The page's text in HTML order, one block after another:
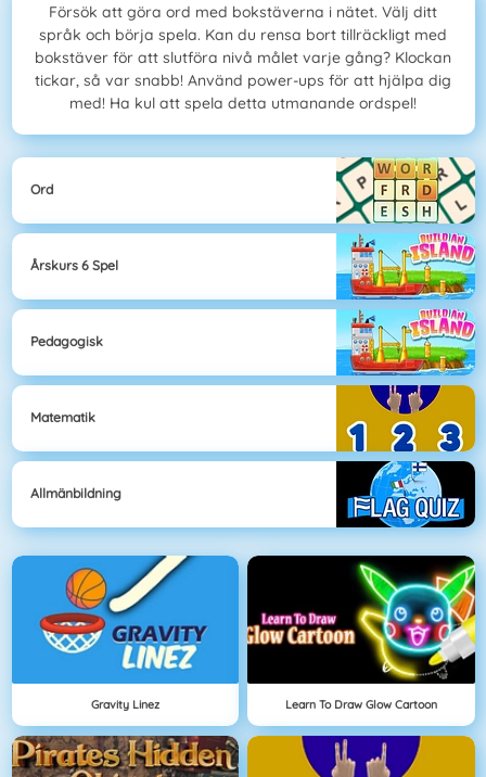
Försök att göra ord med bokstäverna i nätet. Välj ditt
språk och börja spela. Kan du rensa bort tillräckligt med
bokstäver för att slutföra nivå målet varje gång? Klockan
tickar, så var snabb! Använd power-ups för att hjälpa dig
med! Ha kul att spela detta utmanande ordspel!
Ord
Årskurs 6 Spel
Pedagogisk
Matematik
Allmänbildning
Gravity Linez Learn To Draw Glow Cartoon